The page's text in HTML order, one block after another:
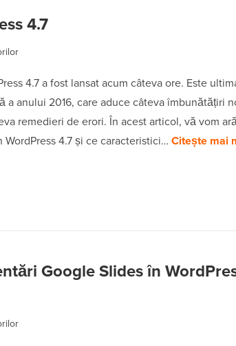
4.7
4.7 a fost lansat acum câteva ore. Este
a anului 2016, care aduce câteva îmbunătățiri
remedieri de erori. În acest articol, vă vom
WordPress 4.7 și ce caracteristici… Citește mai
Google Slides în